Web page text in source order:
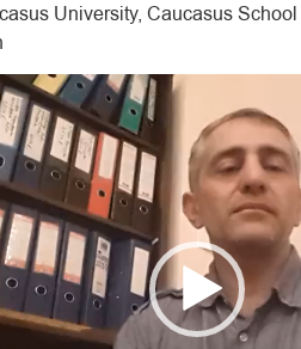
University, Caucasus